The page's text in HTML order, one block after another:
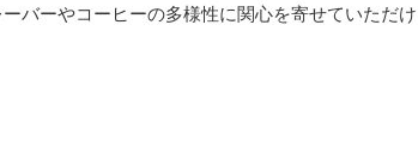
バーやコーヒーの多様性に関心を寄せていただけ